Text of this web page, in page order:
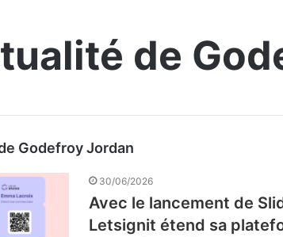
de
Godefroy Jordan
30/06/2026
Avec le lancement de
Letsignit étend sa